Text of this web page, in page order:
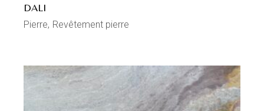
DALI
Pierre Revêtement pierre